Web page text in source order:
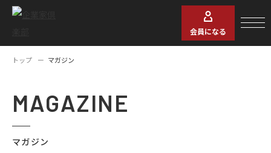
会員になる
トップ マガジン
MAGAZINE
マガジン